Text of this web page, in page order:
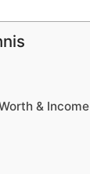
& Income